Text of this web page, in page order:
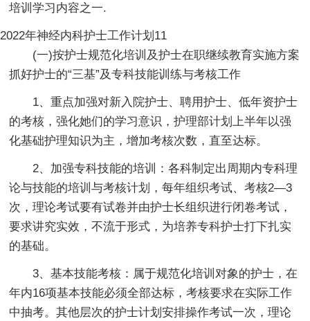
培训学习内容之一.
2022年神经内科护士工作计划11
(一)按护士规范化培训及护士在职继续教育实施方案
抓好护士的“三基”及专科技能训练与考核工作
1、重点加强对新入院护士、聘用护士、低年资护士
的考核，强化她们的学习意识，护理部计划上半年以强
化基础护理知识为主，增加考核次数，直至达标。
2、加强专科技能的培训：各科制定出周期内专科理
论与技能的培训与考核计划，每年组织考试、考核2—3
次，理论考试要有试卷并由护士长组织进行闭卷考试，
要求讲究实效，不流于形式，为培养专科护士打下扎实
的基础。
3、基本技能考核：属于规范化培训对象的护士，在
年内16项基本技能必须全部达标，考核要求在实际工作
中抽考。其他层次的护士计划安排操作考试一次，理论